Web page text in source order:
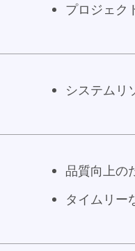
プロジェク
システムリ
品質向上の
タイムリー